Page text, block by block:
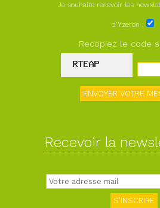
Je souhaite recevoir les
d'Yzeron :
Recopiez le code
Recevoir la